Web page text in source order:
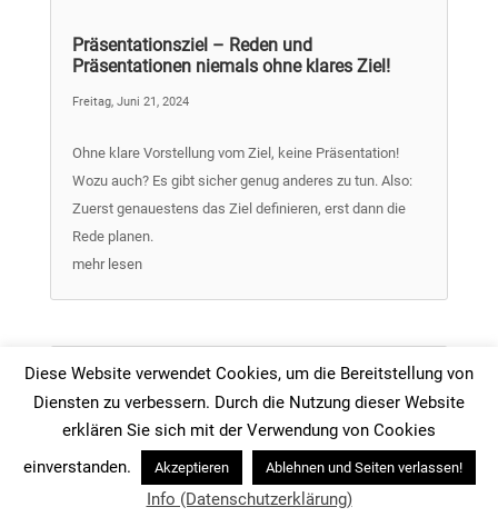
Präsentationsziel – Reden und
Präsentationen niemals ohne klares Ziel!
Freitag, Juni 21, 2024
Ohne klare Vorstellung vom Ziel, keine Präsentation!
Wozu auch? Es gibt sicher genug anderes zu tun. Also:
Zuerst genauestens das Ziel definieren, erst dann die
Rede planen.
mehr lesen
Für Reden und Präsentationen ist Empathie
wesentlich
Samstag, Juni 15, 2024
Diese Website verwendet Cookies, um die Bereitstellung von
Diensten zu verbessern. Durch die Nutzung dieser Website
erklären Sie sich mit der Verwendung von Cookies
einverstanden.
Akzeptieren Ablehnen und Seiten verlassen!
Info (Datenschutzerklärung)